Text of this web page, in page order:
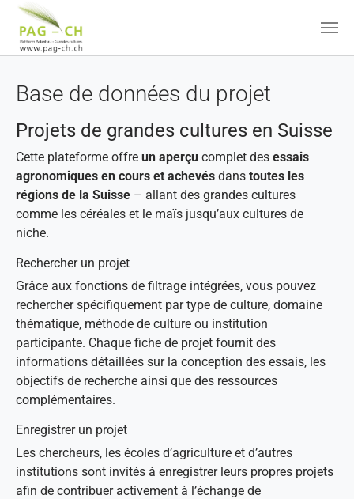
Base de données du projet
Projets de grandes cultures en Suisse
Cette plateforme offre un aperçu complet des essais
agronomiques en cours et achevés dans toutes les
régions de la Suisse – allant des grandes cultures
comme les céréales et le maïs jusqu’aux cultures de
niche.
Rechercher un projet
Grâce aux fonctions de filtrage intégrées, vous pouvez
rechercher spécifiquement par type de culture, domaine
thématique, méthode de culture ou institution
participante. Chaque fiche de projet fournit des
informations détaillées sur la conception des essais, les
objectifs de recherche ainsi que des ressources
complémentaires.
Enregistrer un projet
Les chercheurs, les écoles d’agriculture et d’autres
institutions sont invités à enregistrer leurs propres projets
afin de contribuer activement à l’échange de